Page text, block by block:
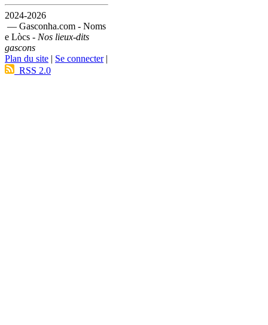
2024-2026
— Gasconha.com - Noms
e Lòcs - Nos lieux-dits
gascons
Plan du site | Se connecter|
RSS 2.0